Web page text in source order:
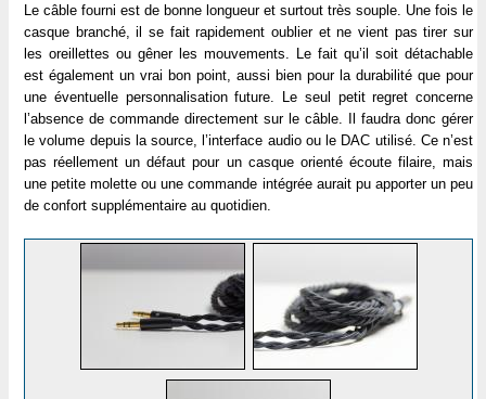
Le câble fourni est de bonne longueur et surtout très souple. Une fois le
casque branché, il se fait rapidement oublier et ne vient pas tirer sur
les oreillettes ou gêner les mouvements. Le fait qu’il soit détachable
est également un vrai bon point, aussi bien pour la durabilité que pour
une éventuelle personnalisation future. Le seul petit regret concerne
l’absence de commande directement sur le câble. Il faudra donc gérer
le volume depuis la source, l’interface audio ou le DAC utilisé. Ce n’est
pas réellement un défaut pour un casque orienté écoute filaire, mais
une petite molette ou une commande intégrée aurait pu apporter un peu
de confort supplémentaire au quotidien.